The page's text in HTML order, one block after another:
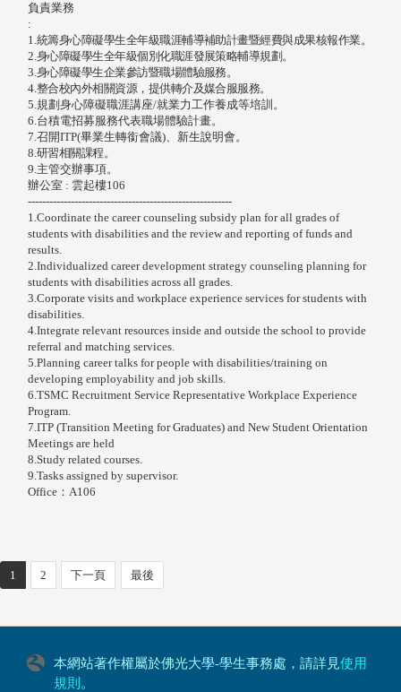
負責業務
:
1.統籌身心障礙學生全年級職涯輔導補助計畫暨經費與成果核報作業。
2.身心障礙學生全年級個別化職涯發展策略輔導規劃。
3.身心障礙學生企業參訪暨職場體驗服務。
4.整合校內外相關資源，提供轉介及媒合服服務。
5.規劃身心障礙職涯講座/就業力工作養成等培訓。
6.台積電招募服務代表職場體驗計畫。
7.召開ITP(畢業生轉銜會議)、新生說明會。
8.研習相關課程。
9.主管交辦事項。
辦公室 : 雲起樓106
---------------------------------------------------------
1.Coordinate the career counseling subsidy plan for all grades of
students with disabilities and the review and reporting of funds and
results.
2.Individualized career development strategy counseling planning for
students with disabilities across all grades.
3.Corporate visits and workplace experience services for students with
disabilities.
4.Integrate relevant resources inside and outside the school to provide
referral and matching services.
5.Planning career talks for people with disabilities/training on
developing employability and job skills.
6.TSMC Recruitment Service Representative Workplace Experience
Program.
7.ITP (Transition Meeting for Graduates) and New Student Orientation
Meetings are held
8.Study related courses.
9.Tasks assigned by supervisor.
Office：A106
1 2 下一頁 最後
本網站著作權屬於佛光大學-學生事務處，請詳見使用
規則 。